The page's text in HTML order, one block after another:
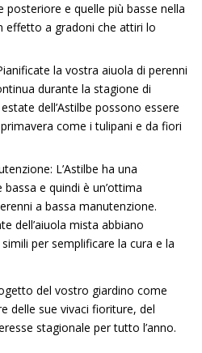
e quelle più basse nella
effetto a gradoni che attiri lo
la vostra aiuola di perenni
durante la stagione di
dell’Astilbe possono essere
come i tulipani e da fiori
L’Astilbe ha una
e quindi è un’ottima
a bassa manutenzione.
dell’aiuola mista abbiano
per semplificare la cura e la
del vostro giardino come
delle sue vivaci fioriture, del
stagionale per tutto l’anno.